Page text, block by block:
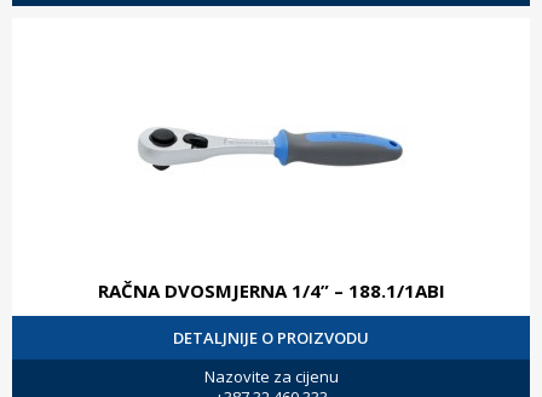
RAČNA DVOSMJERNA 1/4” – 188.1/1ABI
DETALJNIJE O PROIZVODU
Nazovite za cijenu